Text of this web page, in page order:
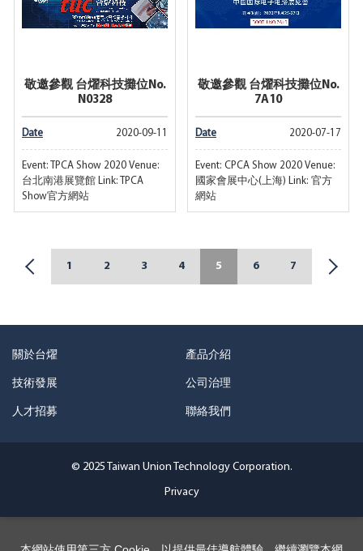
敬邀參觀 台燿科技攤位No.
N0328
Date 2020-09-11
Event: TPCA Show 2020 Venue:
台北南港展覽館 Link: TPCA
Show官方網站
敬邀參觀 台燿科技攤位No.
7A10
Date 2020-07-17
Event: CPCA Show 2020 Venue:
國家會展中心(上海) Link: 官方
網站
1 2 3 4 5 6 7
關於台燿 產品介紹
技術發展 公司治理
人才招募 聯絡我們
© 2025 Taiwan Union Technology Corporation.
Privacy